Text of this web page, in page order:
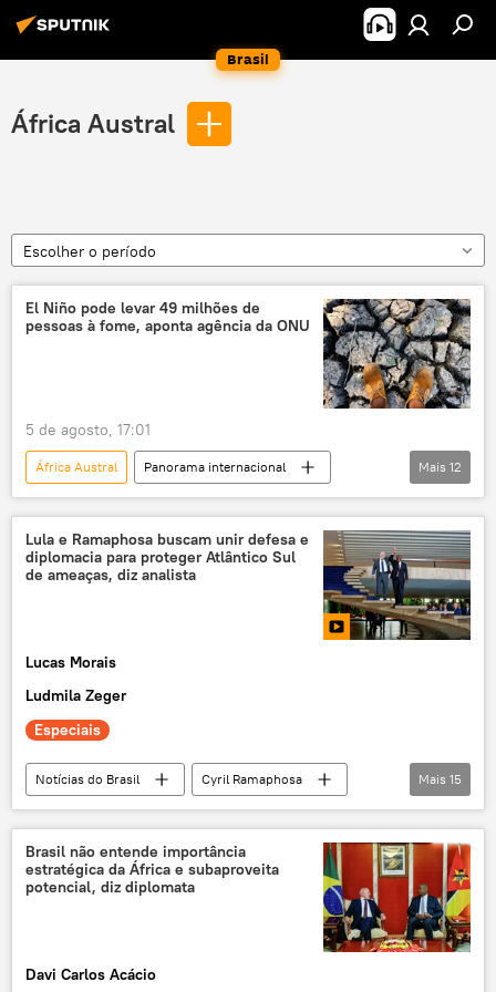
Brasil
África Austral
Escolher o período
El Niño pode levar 49 milhões de
pessoas à fome, aponta agência da ONU
5 de agosto, 17:01
África Austral
Panorama internacional
América Central
ONU
PMA
Programa Mundial de Alimentos
El Niño
Nações Unidas
mudanças climáticas
Mais 12
Lula e Ramaphosa buscam unir defesa e
diplomacia para proteger Atlântico Sul
de ameaças, diz analista
Lucas Morais
Ludmila Zeger
Especiais
Notícias do Brasil
Cyril Ramaphosa
Luiz Inácio Lula da Silva
Donald Trump
Atlântico Sul
África do Sul
Brasil
PT
Casa Branca
ONU
cooperação multilateral
exclusiva
tensões
Mais 15
Brasil não entende importância
estratégica da África e subaproveita
potencial, diz diplomata
Davi Carlos Acácio